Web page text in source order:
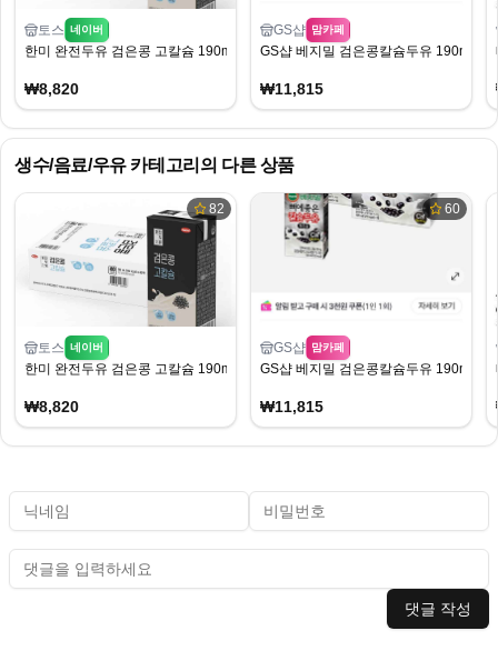
토스 네이버
한미 완전두유 검은콩 고칼슘 190ml 40개
₩8,820
GS샵 맘카페
GS샵 베지밀 검은콩칼슘두유 190ml 32
₩11,815
생수/음료/우유카테고리의 다른 상품
82
토스 네이버
한미 완전두유 검은콩 고칼슘 190ml 40개
₩8,820
60
GS샵 맘카페
GS샵 베지밀 검은콩칼슘두유 190ml 32
₩11,815
댓글 작성